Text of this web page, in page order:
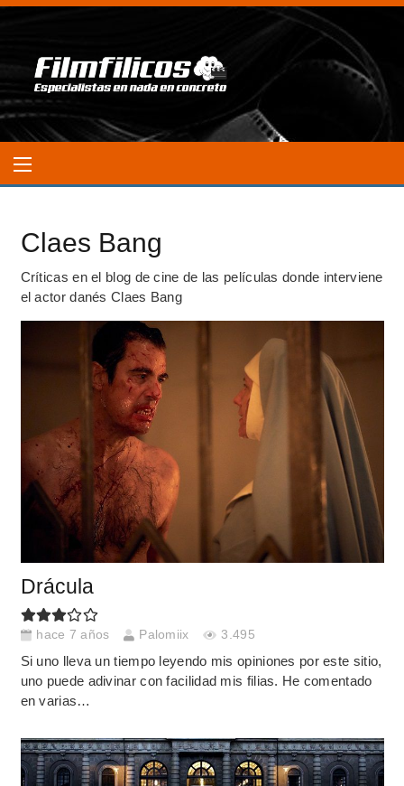
Claes Bang
Críticas en el blog de cine de las películas donde interviene
el actor danés Claes Bang
Drácula
hace 7 años Palomiix 3.495
Si uno lleva un tiempo leyendo mis opiniones por este sitio,
uno puede adivinar con facilidad mis filias. He comentado
en varias…